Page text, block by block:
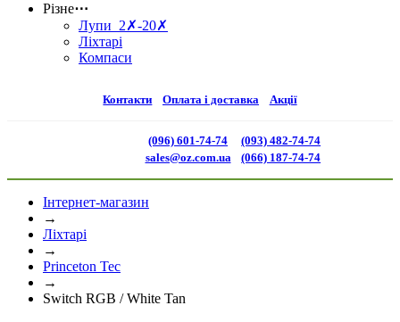
Різне⋯
Лупи 2✗-20✗
Ліхтарі
Компаси
Контакти Оплата і доставка Акції
(096) 601-74-74
sales@oz.com.ua
(093) 482-74-74
(066) 187-74-74
Інтернет-магазин
→
Ліхтарі
→
Princeton Tec
→
Switch RGB / White Tan